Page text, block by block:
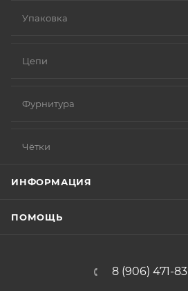
Упаковка
Цепи
Фурнитура
Чётки
ИНФОРМАЦИЯ
ПОМОЩЬ
8 (906) 471-